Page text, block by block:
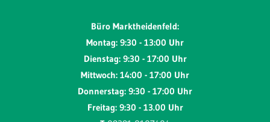
Büro Marktheidenfeld:
Montag: 9:30 - 13:00 Uhr
Dienstag: 9:30 - 17:00 Uhr
Mittwoch: 14:00 - 17:00 Uhr
Donnerstag: 9:30 - 17:00 Uhr
Freitag: 9:30 - 13.00 Uhr